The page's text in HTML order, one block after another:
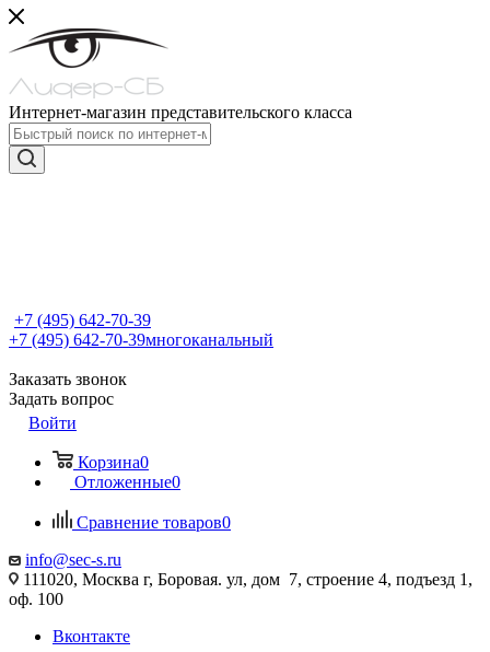
Интернет-магазин представительского класса
+7 (495) 642-70-39
+7 (495) 642-70-39многоканальный
Заказать звонок
Задать вопрос
Войти
Корзина0
Отложенные0
Сравнение товаров0
info@sec-s.ru
111020, Москва г, Боровая. ул, дом 7, строение 4, подъезд 1,
оф. 100
Вконтакте